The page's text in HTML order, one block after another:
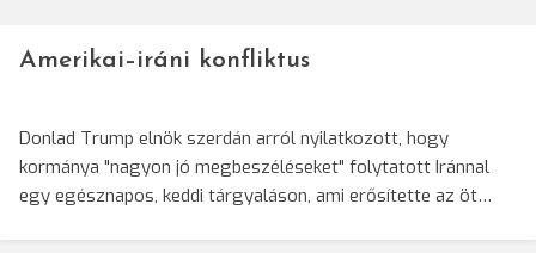
Amerikai–iráni konfliktus
Donlad Trump elnök szerdán arról nyilatkozott, hogy
kormánya "nagyon jó megbeszéléseket" folytatott Iránnal
egy egésznapos, keddi tárgyaláson, ami erősítette az öt…